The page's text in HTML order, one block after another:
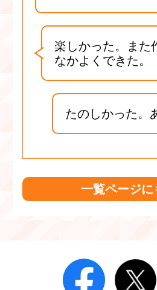
楽しかった。また
なかよくできた。
たのしかった。
一覧ページに